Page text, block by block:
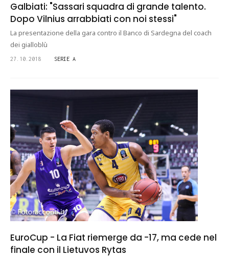
Galbiati: "Sassari squadra di grande talento.
Dopo Vilnius arrabbiati con noi stessi"
La presentazione della gara contro il Banco di Sardegna del coach
dei gialloblù
27.10.2018 SERIE A
EuroCup - La Fiat riemerge da -17, ma cede nel
finale con il Lietuvos Rytas